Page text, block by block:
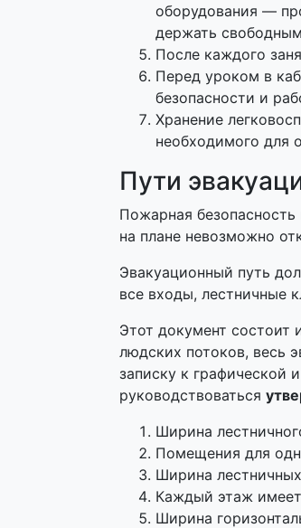
оборудования —
держать
После каждого
Перед уроком в
безопасности и
Хранение
необходимого для
Пути
Пожарная
на плане невозможно
Эвакуационный путь
все входы, лестничные
Этот документ состоит
людских потоков, весь
записку к графической
руководствоваться
Ширина
Помещения для
Ширина
Каждый этаж
Ширина